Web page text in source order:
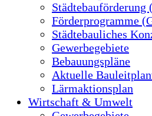
Städtebauförderung
Förderprogramme
Städtebauliches
Gewerbegebiete
Bebauungspläne
Aktuelle
Lärmaktionsplan
Wirtschaft & Umwelt